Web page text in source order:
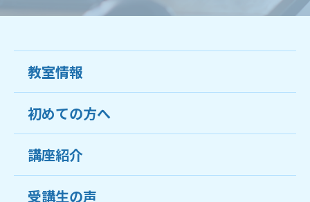
教室情報
教室について
受講生の声
おすすめ・人気の講座
初めての方へ
ココがおすすめ
料金
講座紹介
受講生の声